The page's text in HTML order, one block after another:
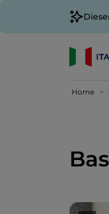
Home